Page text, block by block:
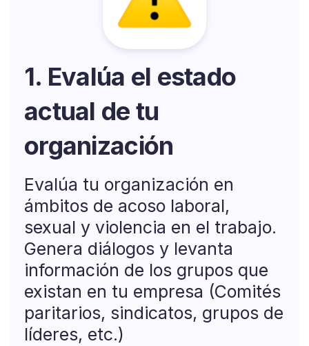
1. Evalúa el estado
actual de tu
organización
Evalúa tu organización en
ámbitos de acoso laboral,
sexual y violencia en el trabajo.
Genera diálogos y levanta
información de los grupos que
existan en tu empresa (Comités
paritarios, sindicatos, grupos de
líderes, etc.)